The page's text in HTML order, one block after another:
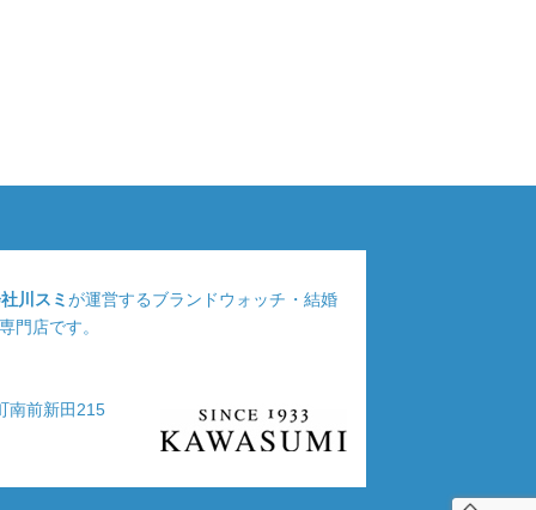
川スミが運営するブランドウォッチ・結婚
門店です。
南前新田215